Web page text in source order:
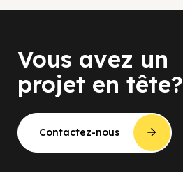
Vous avez un
projet en tête?
Contactez-nous